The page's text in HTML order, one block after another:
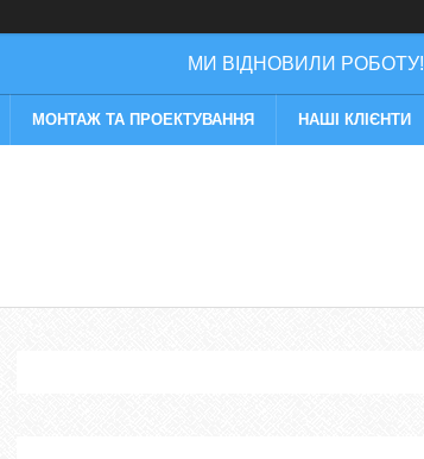
МИ ВІДНОВИЛИ РОБОТУ!
МОНТАЖ ТА ПРОЕКТУВАННЯ НАШІ КЛІЄНТИ